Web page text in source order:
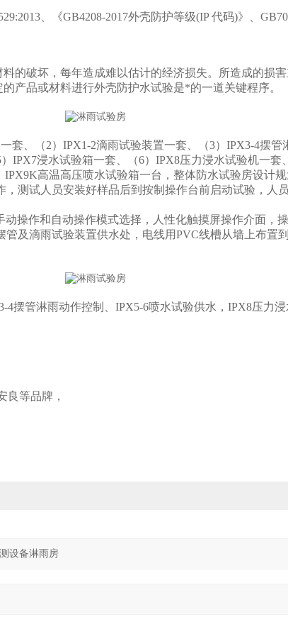
、《GB4208-2017外壳防护等级(IP 代码)》、
的破坏，每年造成难以估计的经济损失。所造成的损
产品或材料进行外壳防护水试验是*的一道关键程序。
套、（2）IPX1-2滴雨试验装置一套、（3）IPX3-4摆管
IPX7浸水试验箱一套、（6）IPX8压力浸水试验机一套
高温高压喷水试验箱一台，整体防水试验房设计规
测试人员安装好样品后到按制操作台前启动试验，人
操作和自动操作模式选择，人性化触摸屏操作介面，操
管及滴雨试验装置供水处，电线用PVC线槽从墙上布置
4摆管淋雨动作控制、IPX5-6喷水试验供水，IPX8压力
良等品牌，